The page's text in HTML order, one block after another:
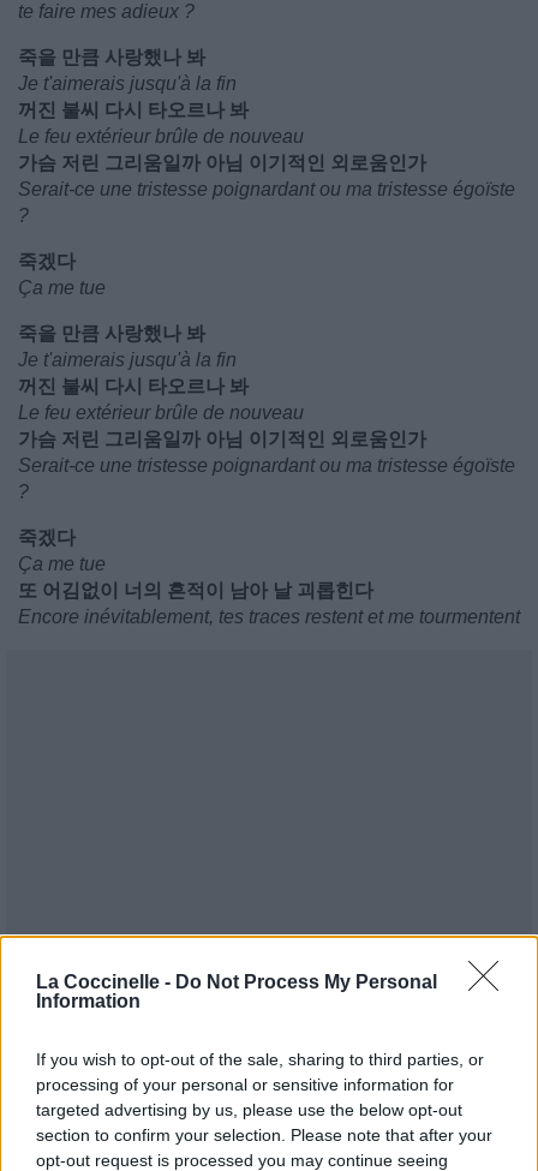
La Coccinelle - Do Not Process My Personal
Information
If you wish to opt-out of the sale, sharing to third parties, or
processing of your personal or sensitive information for
targeted advertising by us, please use the below opt-out
section to confirm your selection. Please note that after your
opt-out request is processed you may continue seeing
te faire mes adieux ?
죽을 만큼 사랑했나 봐
Je t'aimerais jusqu'à la fin
꺼진 불씨 다시 타오르나 봐
Le feu extérieur brûle de nouveau
가슴 저린 그리움일까 아님 이기적인 외로움인가
Serait-ce une tristesse poignardant ou ma tristesse égoïste
?
죽겠다
Ça me tue
죽을 만큼 사랑했나 봐
Je t'aimerais jusqu'à la fin
꺼진 불씨 다시 타오르나 봐
Le feu extérieur brûle de nouveau
가슴 저린 그리움일까 아님 이기적인 외로움인가
Serait-ce une tristesse poignardant ou ma tristesse égoïste
?
죽겠다
Ça me tue
또 어김없이 너의 흔적이 남아 날 괴롭힌다
Encore inévitablement, tes traces restent et me tourmentent
Publié par FreeSoul 6061 2 3
le 3 août 2018 à
7h42.